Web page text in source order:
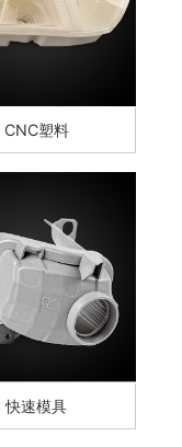
CNC塑料
快速模具